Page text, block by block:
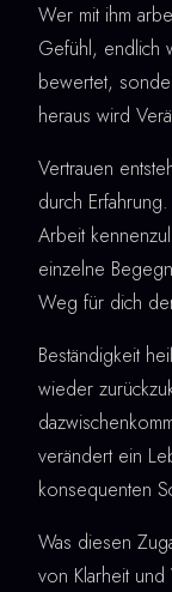
Wer mit ihm
Gefühl, endlich
bewertet,
heraus wird
Vertrauen
durch
Arbeit
einzelne
Weg für dich
Beständigkeit
wieder
verändert ein
konsequenten
Was diesen
von Klarheit